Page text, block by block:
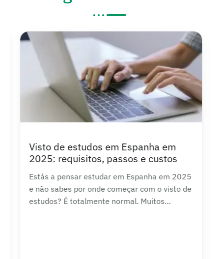
Visto de estudos em Espanha em
2025: requisitos, passos e custos
Estás a pensar estudar em Espanha em 2025
e não sabes por onde começar com o visto de
estudos? É totalmente normal. Muitos